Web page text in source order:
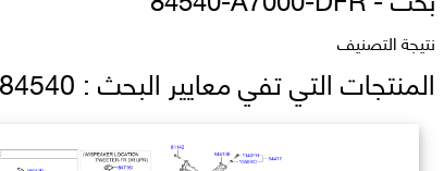
نتيجة التصنيف
المنتجات التي تفي معايير البحث : 84540 A7000 DFR